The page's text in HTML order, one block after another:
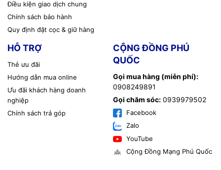
🎮Hoàn Hảo Cho Game Thủ Và Người Dùng Chuyên
Nghiệp
Dù bạn là một streamer, designer hay chiến binh trong các
tựa game nặng như Valorant, PUBG, CS:GO – Logitech G502
HERO luôn là vũ khí tối thượng giúp bạn làm chủ trận chiến
và công việc.
🛒Mua ngay tại Vi Tính Hải Đăng Phú Quốc:
📍 121 Nguyễn Trung Trực, Khu phố 4, Dương Đông, Phú
Quốc
📍 05 Hoàng Văn Thụ, Khu phố 5, Phú Quốc
Hotline: 0939 979 502 – 0908 249 891
Fanpage: https://www.facebook.com/maytinhphuquoc.vn
Điều kiện giao dịch chung
Chính sách bảo hành
Quy định đặt cọc & giữ hàng
HỖ TRỢ
Thẻ ưu đãi
Hướng dẫn mua online
Ưu đãi khách hàng doanh
nghiệp
Chính sách trả góp
CỘNG ĐỒNG PHÚ
QUỐC
Gọi mua hàng (miễn phí):
0908249891
Gọi chăm sóc: 0939979502
Facebook
Zalo
YouTube
Cộng Đồng Mạng Phú Quốc